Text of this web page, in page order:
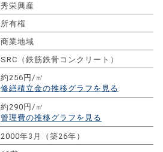
秀栄興産
所有権
商業地域
SRC（鉄筋鉄骨コンクリート）
約256円/㎡
修繕積立金の推移グラフを見る
約290円/㎡
管理費の推移グラフを見る
2000年3月（築26年）